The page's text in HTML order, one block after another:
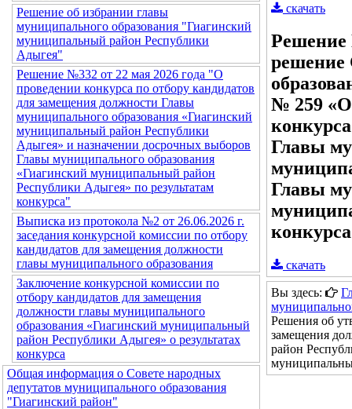
Решение об избрании главы
муниципального образования "Гиагинский
муниципальный район Республики
Адыгея"
Решение №332 от 22 мая 2026 года "О
проведении конкурса по отбору кандидатов
для замещения должности Главы
муниципального образования «Гиагинский
муниципальный район Республики
Адыгея» и назначении досрочных выборов
Главы муниципального образования
«Гиагинский муниципальный район
Республики Адыгея» по результатам
конкурса"
Выписка из протокола №2 от 26.06.2026 г.
заседания конкурсной комиссии по отбору
кандидатов для замещения должности
главы муниципального образования
Заключение конкурсной комиссии по
отбору кандидатов для замещения
должности главы муниципального
образования «Гиагинский муниципальный
район Республики Адыгея» о результатах
конкурса
Общая информация о Совете народных
депутатов муниципального образования
"Гиагинский район"
скачать
Решение
решение
№ 259
Главы
Главы
скачать
Вы здесь:
Решения об
замещения
район